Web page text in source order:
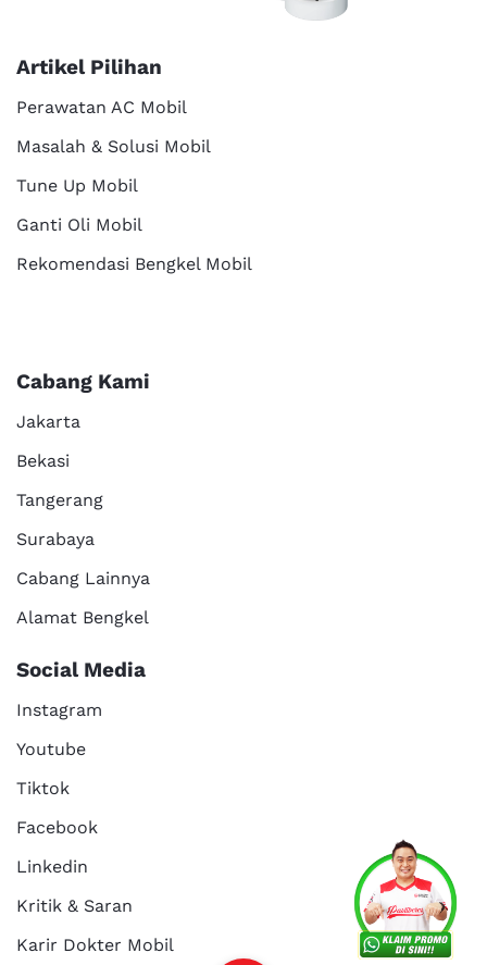
Services About Us
Kritik dan
Reservasi Career
Artikel Pilihan
Perawatan AC Mobil
Masalah & Solusi Mobil
Tune Up Mobil
Ganti Oli Mobil
Rekomendasi Bengkel Mobil
Cabang Kami
Jakarta
Bekasi
Tangerang
Surabaya
Cabang Lainnya
Alamat Bengkel
Social Media
Instagram
Youtube
Tiktok
Facebook
Linkedin
Kritik & Saran
Karir Dokter Mobil